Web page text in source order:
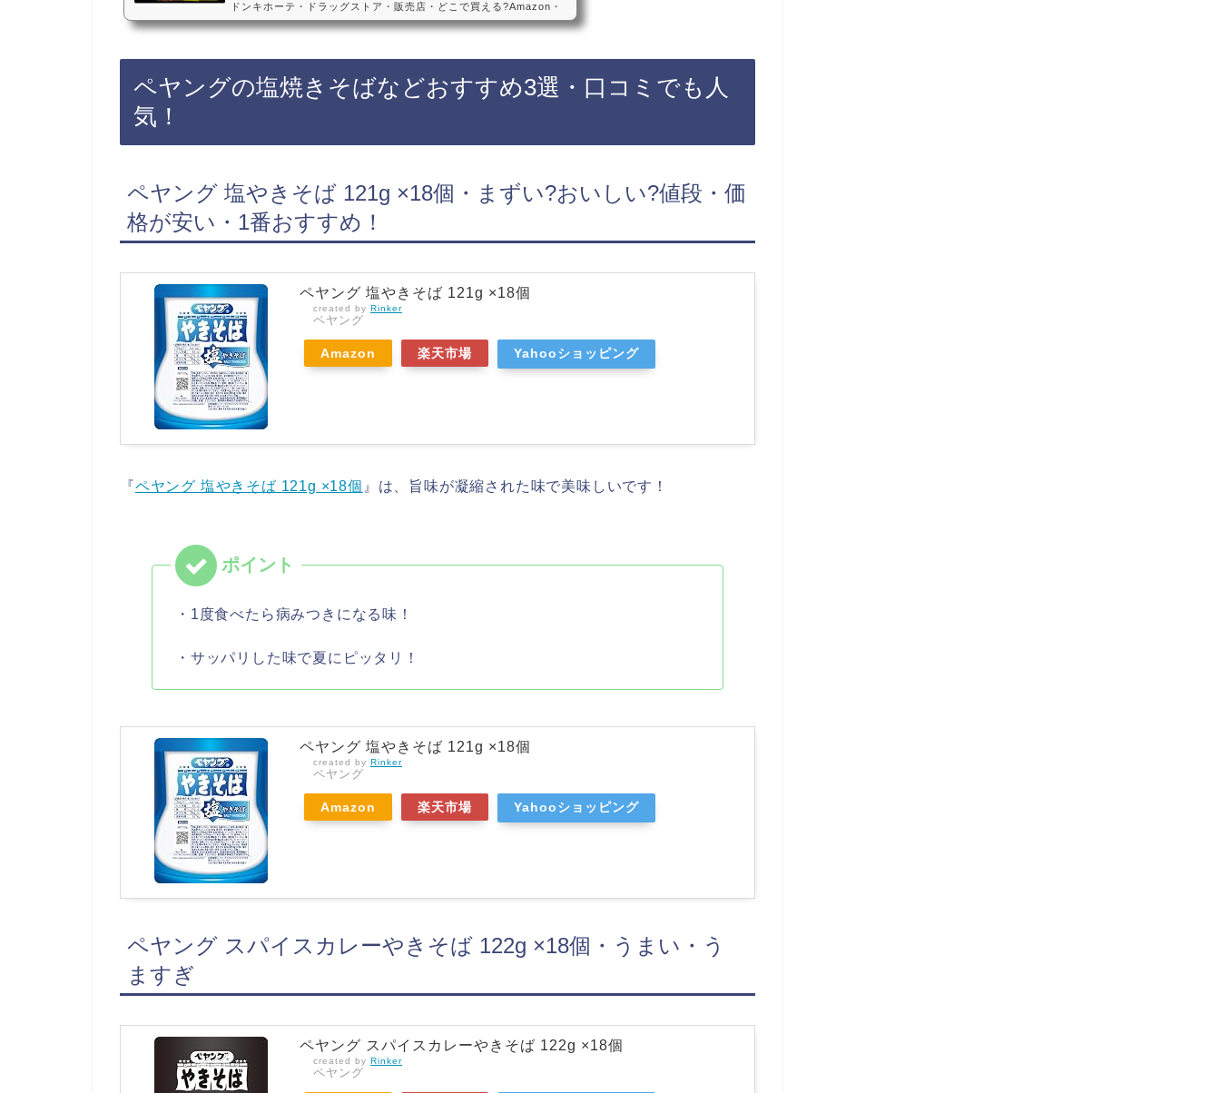
ドンキホーテ・ドラッグストア・販売店・どこで買える?Amazon・
楽天・売ってない?カップ麺・ランキングぶぶかの油そばは、ローソ
どおすすめ3選・口コミでも人気！明星 ぶぶか油そば 163g×12個・
まずい?お…
ペヤングの塩焼きそばなどおすすめ3選・口コミでも人
気！
ペヤング 塩やきそば 121g ×18個・まずい?おいしい?値段・価
格が安い・1番おすすめ！
ペヤング 塩やきそば 121g ×18個
created by Rinker
ペヤング
Amazon 楽天市場 Yahooショッピング
『ペヤング 塩やきそば 121g ×18個 』は、旨味が凝縮された味で美味しいです！
・1度食べたら病みつきになる味！
・サッパリした味で夏にピッタリ！
ペヤング 塩やきそば 121g ×18個
created by Rinker
ペヤング
Amazon 楽天市場 Yahooショッピング
ペヤング スパイスカレーやきそば 122g ×18個・うまい・う
ますぎ
ペヤング スパイスカレーやきそば 122g ×18個
created by Rinker
ペヤング